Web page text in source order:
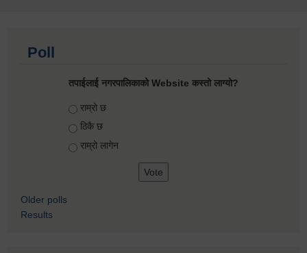
Poll
तपाईलाई नगरपालिकाको Website कस्तो लाग्यो?
Choices
राम्रो छ
ठिकै छ
राम्रो लागेन
Older polls
Results